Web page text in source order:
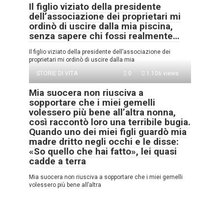
Il figlio viziato della presidente
dell’associazione dei proprietari mi
ordinò di uscire dalla mia piscina,
senza sapere chi fossi realmente…
Il figlio viziato della presidente dell’associazione dei
proprietari mi ordinò di uscire dalla mia
STORIE DI VITA
0 1.106 views
Mia suocera non riusciva a
sopportare che i miei gemelli
volessero più bene all’altra nonna,
così raccontò loro una terribile bugia.
Quando uno dei miei figli guardò mia
madre dritto negli occhi e le disse:
«So quello che hai fatto», lei quasi
cadde a terra
Mia suocera non riusciva a sopportare che i miei gemelli
volessero più bene all’altra